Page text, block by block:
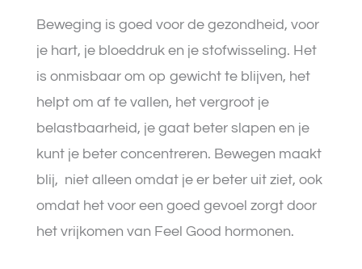
Beweging is goed voor de gezondheid, voor
je hart, je bloeddruk en je stofwisseling. Het
is onmisbaar om op gewicht te blijven, het
helpt om af te vallen, het vergroot je
belastbaarheid, je gaat beter slapen en je
kunt je beter concentreren. Bewegen maakt
blij, niet alleen omdat je er beter uit ziet, ook
omdat het voor een goed gevoel zorgt door
het vrijkomen van Feel Good hormonen.